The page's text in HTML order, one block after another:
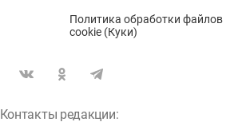
Политика обработки файлов
cookie (Куки)
Контакты редакции: